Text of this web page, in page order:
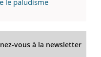
vous à la newsletter